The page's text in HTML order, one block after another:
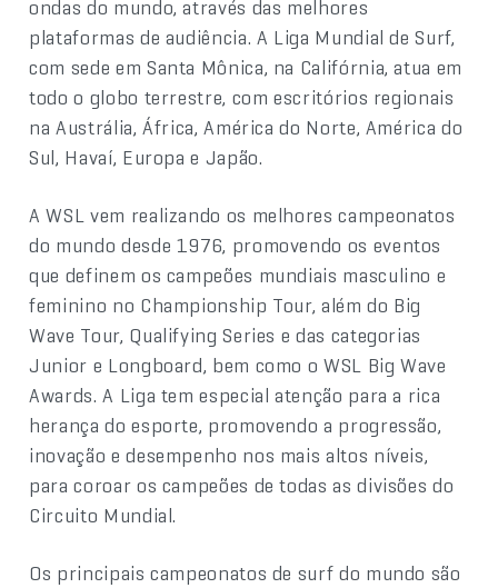
ondas do mundo, através das melhores
plataformas de audiência. A Liga Mundial de Surf,
com sede em Santa Mônica, na Califórnia, atua em
todo o globo terrestre, com escritórios regionais
na Austrália, África, América do Norte, América do
Sul, Havaí, Europa e Japão.
A WSL vem realizando os melhores campeonatos
do mundo desde 1976, promovendo os eventos
que definem os campeões mundiais masculino e
feminino no Championship Tour, além do Big
Wave Tour, Qualifying Series e das categorias
Junior e Longboard, bem como o WSL Big Wave
Awards. A Liga tem especial atenção para a rica
herança do esporte, promovendo a progressão,
inovação e desempenho nos mais altos níveis,
para coroar os campeões de todas as divisões do
Circuito Mundial.
Os principais campeonatos de surf do mundo são